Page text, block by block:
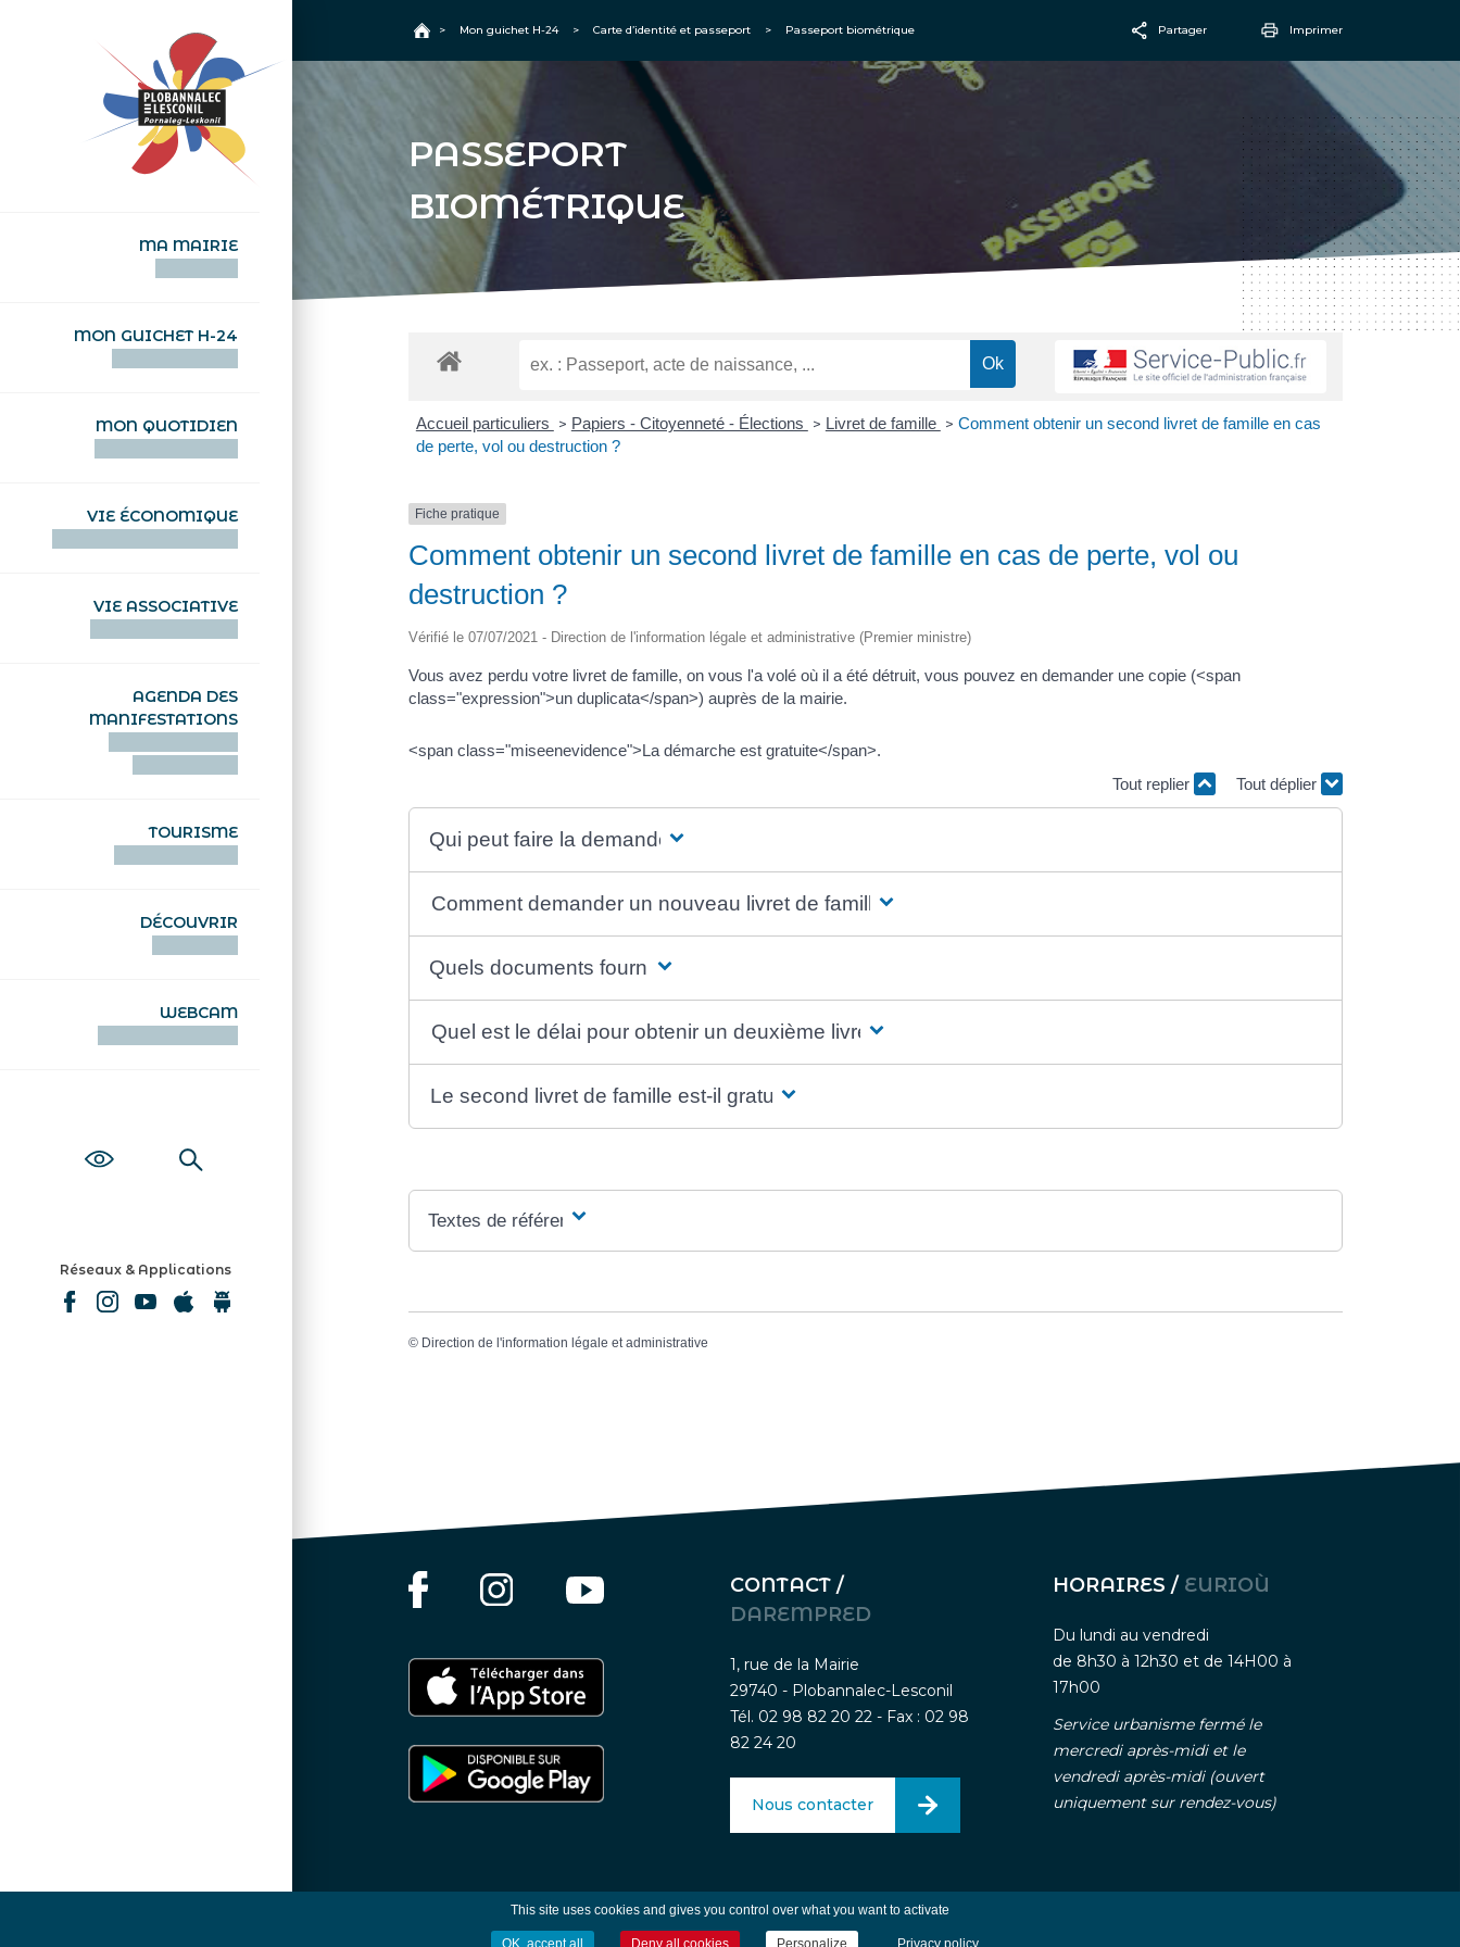
MA MAIRIE
MON GUICHET H-24
MON QUOTIDIEN
VIE ÉCONOMIQUE
VIE ASSOCIATIVE
AGENDA DES
MANIFESTATIONS
TOURISME
DÉCOUVRIR
WEBCAM
Réseaux & Applications
Accueil
> Mon guichet H-24 > Carte d’identité et passeport > Passeport biométrique Partager Imprimer
PASSEPORT
BIOMÉTRIQUE
Accueil particuliers > Papiers - Citoyenneté - Élections > Livret de famille > Comment obtenir un second livret de famille en cas
de perte, vol ou destruction ?
Fiche pratique
Comment obtenir un second livret de famille en cas de perte, vol ou
destruction ?
Vérifié le 07/07/2021 - Direction de l'information légale et administrative (Premier ministre)
Vous avez perdu votre livret de famille, on vous l'a volé où il a été détruit, vous pouvez en demander une copie (<span
class="expression">un duplicata</span>) auprès de la mairie.
<span class="miseenevidence">La démarche est gratuite</span>.
Tout replier
Tout déplier
Qui peut faire la demande ?
Comment demander un nouveau livret de famille ?
Quels documents fournir ?
Quel est le délai pour obtenir un deuxième livret ?
Le second livret de famille est-il gratuit ?
Textes de référence
© Direction de l'information légale et administrative
CONTACT /
DAREMPRED
1, rue de la Mairie
29740 - Plobannalec-Lesconil
Tél. 02 98 82 20 22 - Fax : 02 98
82 24 20
Nous contacter
HORAIRES / EURIOÙ
Du lundi au vendredi
de 8h30 à 12h30 et de 14H00 à
17h00
Service urbanisme fermé le
mercredi après-midi et le
vendredi après-midi (ouvert
uniquement sur rendez-vous)
Mentions légales-Traitement des données personnelle
This site uses cookies and gives you control over what you want to activate
OK, accept all Deny all cookies Personalize Privacy policy